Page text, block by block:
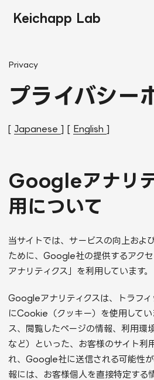
Keichapp Lab
Privacy
プライバシー
[ Japanese ] [ English ]
Googleアナリ
用について
当サイトでは、サービスの向上およ
ために、Google社の提供するアク
アナリティクス」を利用しています。
Googleアナリティクスは、トラフ
にCookie（クッキー）を使用して
ス、閲覧したページの情報、利用環
など）といった、お客様のサイト利
れ、Google社に送信される可能性
報には、お客様個人を直接特定する